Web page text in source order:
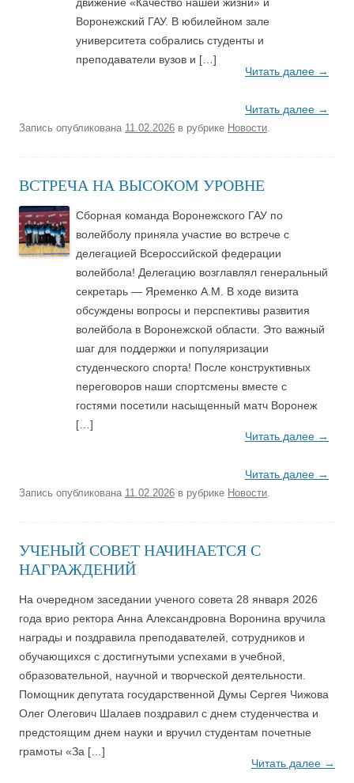
Воронежский ГАУ. В юбилейном зале
университета собрались студенты и
преподаватели вузов и […]
Читать далее →
Читать далее →
Запись опубликована 11.02.2026 в рубрике Новости.
ВСТРЕЧА НА ВЫСОКОМ УРОВНЕ
Сборная команда Воронежского ГАУ по
волейболу приняла участие во встрече с
делегацией Всероссийской федерации
волейбола! Делегацию возглавлял генеральный
секретарь — Яременко А.М. В ходе визита
обсуждены вопросы и перспективы развития
волейбола в Воронежской области. Это важный
шаг для поддержки и популяризации
студенческого спорта! После конструктивных
переговоров наши спортсмены вместе с
гостями посетили насыщенный матч Воронеж
[…]
Читать далее →
Читать далее →
Запись опубликована 11.02.2026 в рубрике Новости.
УЧЕНЫЙ СОВЕТ НАЧИНАЕТСЯ С
НАГРАЖДЕНИЙ
На очередном заседании ученого совета 28 января 2026
года врио ректора Анна Александровна Воронина вручила
награды и поздравила преподавателей, сотрудников и
обучающихся с достигнутыми успехами в учебной,
образовательной, научной и творческой деятельности.
Помощник депутата государственной Думы Сергея Чижова
Олег Олегович Шалаев поздравил с днем студенчества и
предстоящим днем науки и вручил студентам почетные
грамоты «За […]
Читать далее →